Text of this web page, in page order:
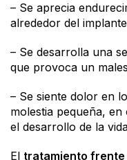
– Se aprecia
alrededor del
– Se desarrolla una
que provoca un
– Se siente dolor en
molestia pequeña,
el desarrollo de la
El tratamiento